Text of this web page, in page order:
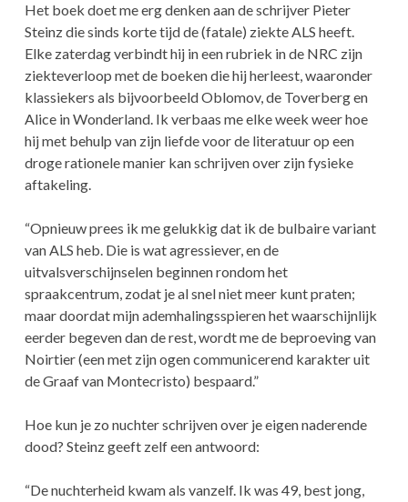
Het boek doet me erg denken aan de schrijver Pieter
Steinz die sinds korte tijd de (fatale) ziekte ALS heeft.
Elke zaterdag verbindt hij in een rubriek in de NRC zijn
ziekteverloop met de boeken die hij herleest, waaronder
klassiekers als bijvoorbeeld Oblomov, de Toverberg en
Alice in Wonderland. Ik verbaas me elke week weer hoe
hij met behulp van zijn liefde voor de literatuur op een
droge rationele manier kan schrijven over zijn fysieke
aftakeling.
“Opnieuw prees ik me gelukkig dat ik de bulbaire variant
van ALS heb. Die is wat agressiever, en de
uitvalsverschijnselen beginnen rondom het
spraakcentrum, zodat je al snel niet meer kunt praten;
maar doordat mijn ademhalingsspieren het waarschijnlijk
eerder begeven dan de rest, wordt me de beproeving van
Noirtier (een met zijn ogen communicerend karakter uit
de Graaf van Montecristo) bespaard.”
Hoe kun je zo nuchter schrijven over je eigen naderende
dood? Steinz geeft zelf een antwoord:
“De nuchterheid kwam als vanzelf. Ik was 49, best jong,